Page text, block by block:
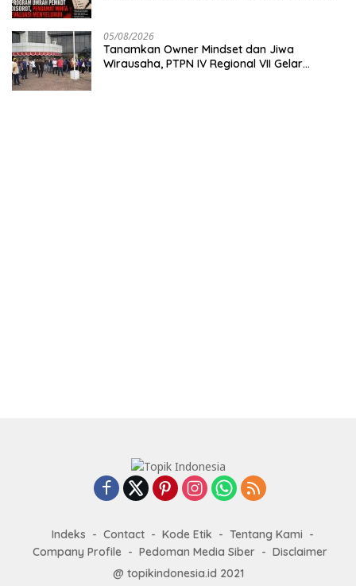
05/08/2026
Tanamkan Owner Mindset dan Jiwa
Wirausaha, PTPN IV Regional VII Gelar
Indeks Contact Kode Etik
Tentang Kami
Company Profile
Pedoman Media Siber
Disclaimer
@ topikindonesia.id 2021